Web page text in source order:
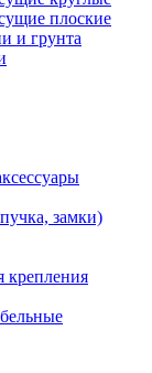
плоские
и грунта
замки)
крепления